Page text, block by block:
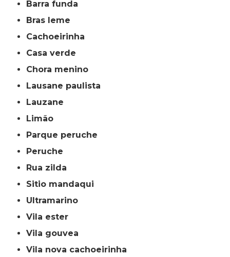
barra funda
bras leme
cachoeirinha
casa verde
chora menino
lausane paulista
lauzane
limão
parque peruche
peruche
rua zilda
sitio mandaqui
ultramarino
vila ester
vila gouvea
vila nova cachoeirinha